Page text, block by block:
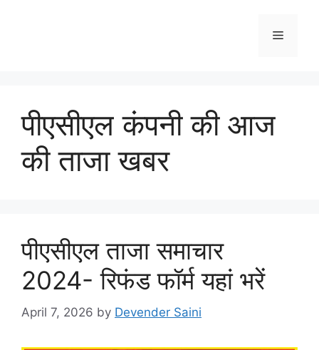
Menu
पीएसीएल कंपनी की आज
की ताजा खबर
पीएसीएल ताजा समाचार
2024- रिफंड फॉर्म यहां भरें
April 7, 2026 by Devender Saini